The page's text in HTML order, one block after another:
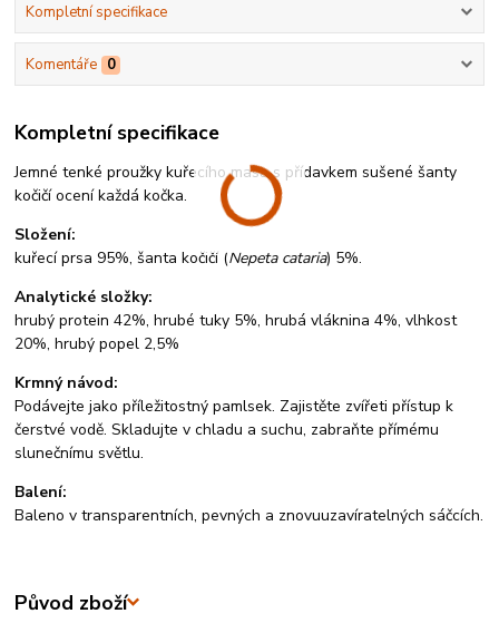
Kompletní specifikace
Komentáře 0
Kompletní specifikace
Jemné tenké proužky kuřecího masa s přídavkem sušené šanty
kočičí ocení každá kočka.
Složení:
kuřecí prsa 95%, šanta kočičí (Nepeta cataria) 5%.
Analytické složky:
hrubý protein 42%, hrubé tuky 5%, hrubá vláknina 4%, vlhkost
20%, hrubý popel 2,5%
Krmný návod:
Podávejte jako příležitostný pamlsek. Zajistěte zvířeti přístup k
čerstvé vodě. Skladujte v chladu a suchu, zabraňte přímému
slunečnímu světlu.
Balení:
Baleno v transparentních, pevných a znovuuzavíratelných sáčcích.
Původ zboží